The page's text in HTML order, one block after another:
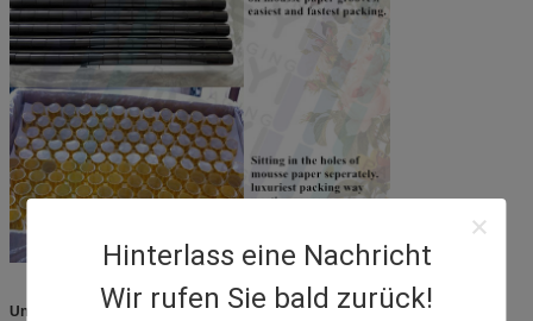
Hinterlass eine Nachricht
Wir rufen Sie bald zurück!
Unsere Fabrik: